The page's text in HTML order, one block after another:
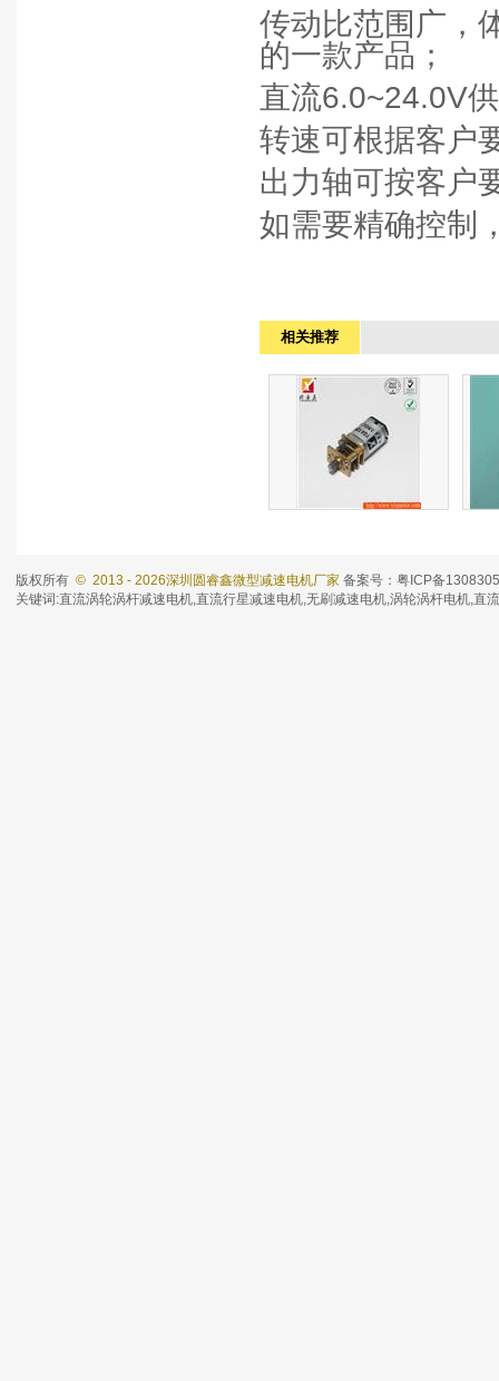
传动比范围广，
的一款产品；
直流6.0~24.0V
转速可根据客户
出力轴可按客户
如需要精确控制
相关推荐
YGA12FN20P
分类：微型直流减速电机
分类
版权所有© 2013 - 2026深圳圆睿鑫微型减速电机厂家 备案号：粤ICP备
关键词:直流涡轮涡杆减速电机,直流行星减速电机,无刷减速电机,涡轮涡杆电机,直